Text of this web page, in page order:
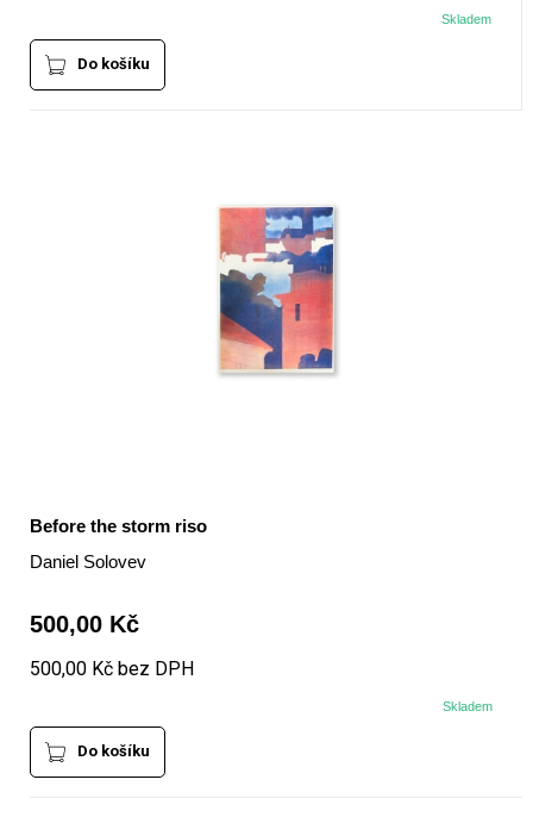
Skladem
Do košíku
Before the storm riso
Daniel Solovev
500,00 Kč
500,00 Kč bez DPH
Skladem
Do košíku